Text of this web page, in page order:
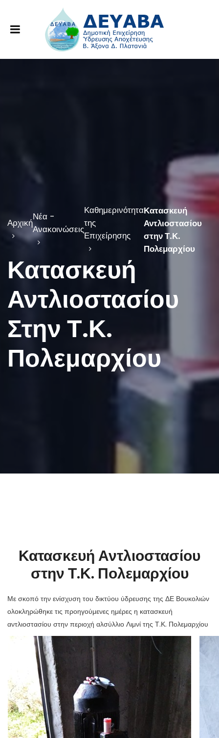
Αρχική
Νέα -
Ανακοινώσεις
Καθημερινότητα
της
Επιχείρησης
Κατασκευή
Αντλιοστασίου
στην Τ.Κ.
Πολεμαρχίου
Κατασκευή
Αντλιοστασίου
Στην Τ.Κ.
Πολεμαρχίου
Κατασκευή Αντλιοστασίου
στην Τ.Κ. Πολεμαρχίου
Με σκοπό την ενίσχυση του δικτύου ύδρευσης της ΔΕ Βουκολιών
ολοκληρώθηκε τις προηγούμενες ημέρες η κατασκευή
αντλιοστασίου στην περιοχή αλσύλλιο Λιμνί της Τ.Κ. Πολεμαρχίου